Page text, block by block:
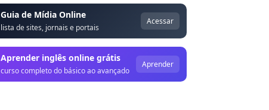
Guia de Mídia Online
lista de sites, jornais e portais
Acessar
Aprender inglês online grátis
curso completo do básico ao avançado
Aprender